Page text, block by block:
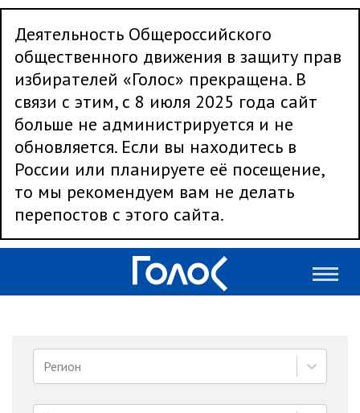
Деятельность Общероссийского
общественного движения в защиту прав
избирателей «Голос» прекращена. В
связи с этим, с 8 июля 2025 года сайт
больше не администрируется и не
обновляется. Если вы находитесь в
России или планируете её посещение,
то мы рекомендуем вам не делать
перепостов с этого сайта.
Регион